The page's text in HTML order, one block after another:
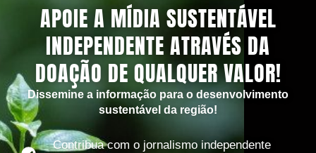
APOIE A MÍDIA SUSTENTÁVEL
INDEPENDENTE ATRAVÉS DA
DOAÇÃO DE QUALQUER VALOR!
Dissemine a informação para o desenvolvimento
sustentável da região!
Contribua com o jornalismo independente